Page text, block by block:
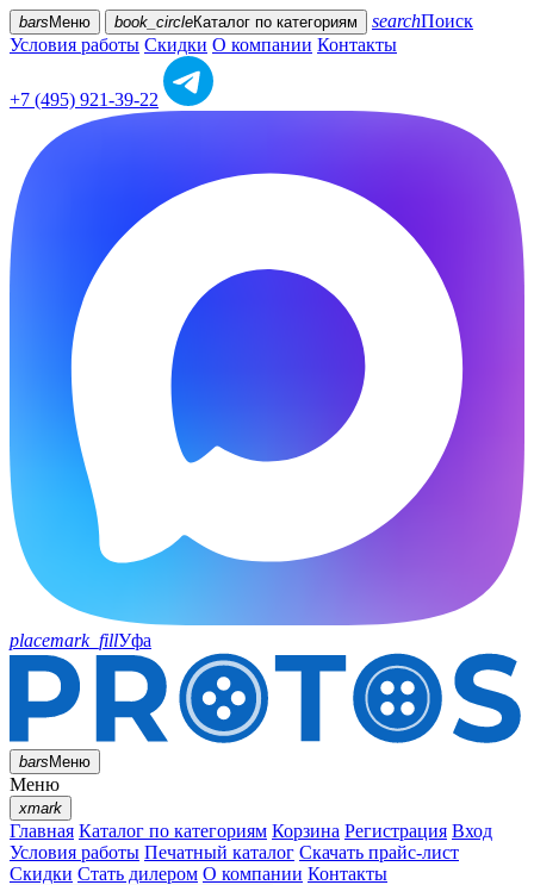
bars Меню book_circleКаталог по категориям searchПоиск
Условия работы Скидки О компании Контакты
+7 (495) 921-39-22
placemark_fillУфа
barsМеню
Меню
xmark
Главная Каталог по категориям Корзина Регистрация Вход
Условия работы Печатный каталог Скачать прайс-лист
Скидки Стать дилером О компании Контакты